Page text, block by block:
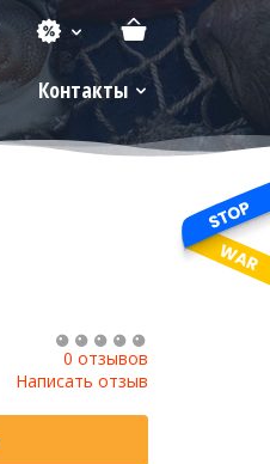
Контакты
0 отзывов
Написать отзыв